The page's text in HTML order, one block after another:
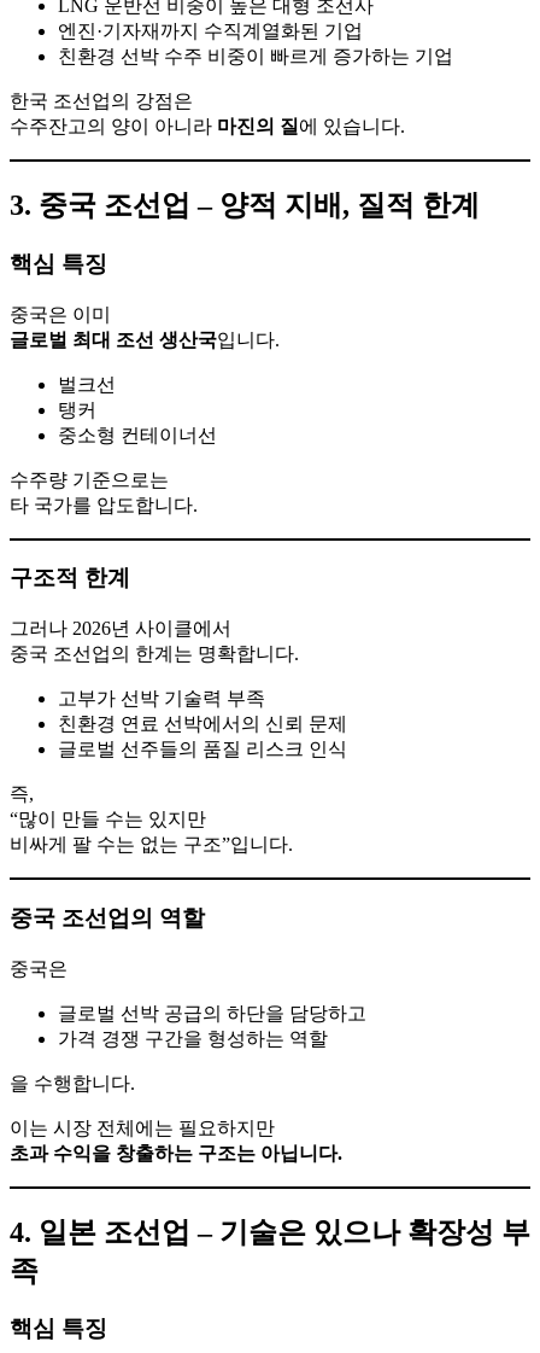
LNG 운반선 비중이 높은 대형 조선사
엔진·기자재까지 수직계열화된 기업
친환경 선박 수주 비중이 빠르게 증가하는 기업
한국 조선업의 강점은
수주잔고의 양이 아니라 마진의 질 에 있습니다.
3. 중국 조선업 – 양적 지배, 질적 한계
핵심 특징
중국은 이미
글로벌 최대 조선 생산국입니다.
벌크선
탱커
중소형 컨테이너선
수주량 기준으로는
타 국가를 압도합니다.
구조적 한계
그러나 2026년 사이클에서
중국 조선업의 한계는 명확합니다.
고부가 선박 기술력 부족
친환경 연료 선박에서의 신뢰 문제
글로벌 선주들의 품질 리스크 인식
즉,
“많이 만들 수는 있지만
비싸게 팔 수는 없는 구조”입니다.
중국 조선업의 역할
중국은
글로벌 선박 공급의 하단을 담당하고
가격 경쟁 구간을 형성하는 역할
을 수행합니다.
이는 시장 전체에는 필요하지만
초과 수익을 창출하는 구조는 아닙니다.
4. 일본 조선업 – 기술은 있으나 확장성 부
족
핵심 특징